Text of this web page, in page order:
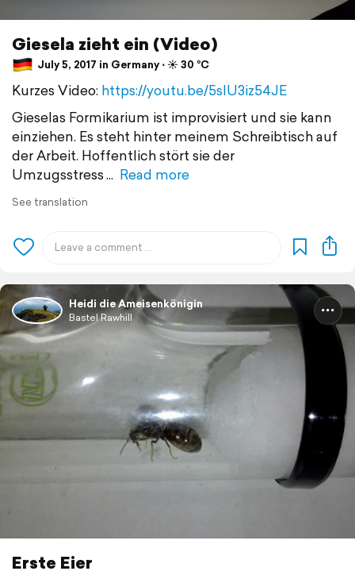
Giesela zieht ein (Video)
July 5, 2017 in Germany ⋅ ☀️ 30 °C
Kurzes Video: https://youtu.be/5slU3iz54JE
Gieselas Formikarium ist improvisiert und sie kann
einziehen. Es steht hinter meinem Schreibtisch auf
der Arbeit. Hoffentlich stört sie der
Umzugsstress
Read more
See translation
Heidi die Ameisenkönigin
Bastel Rawhill
Erste Eier